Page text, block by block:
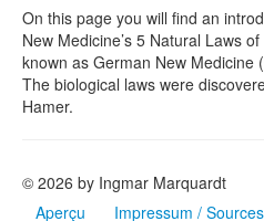
On this page you will find an
New Medicine’s 5 Natural Laws
known as German New Medicine
The biological laws were
Hamer.
© 2026 by Ingmar Marquardt
Aperçu
Impressum /